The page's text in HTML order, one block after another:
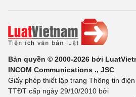
Bản quyền © 2000-2026 bởi
INCOM Communications ., JSC
Giấy phép thiết lập trang Thông tin
TTĐT cấp ngày 29/10/2010 bởi